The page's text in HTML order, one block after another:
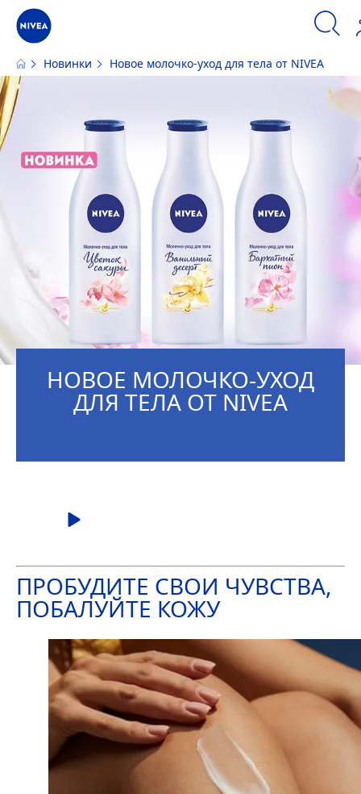
Наш сайт использует файлы cookie. Пожалуйста, ознакомьтесь с
информацией по использованию файлов cookie и аналогичных
ИЗМЕНИТЬ
Новинки Новое молочко-уход для тела от NIVEA
НОВОЕ МОЛОЧКО-УХОД
ДЛЯ ТЕЛА ОТ NIVEA
ПРОБУДИТЕ СВОИ ЧУВСТВА,
ПОБАЛУЙТЕ КОЖУ